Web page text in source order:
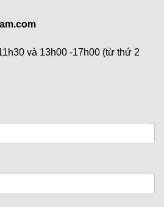
và 13h00 -17h00 (từ thứ 2